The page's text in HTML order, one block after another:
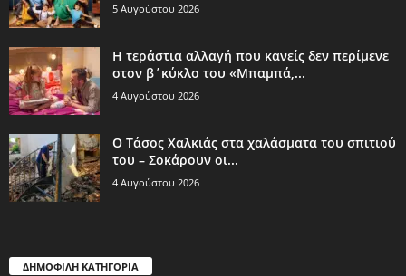
5 Αυγούστου 2026
Η τεράστια αλλαγή που κανείς δεν περίμενε
στον β΄κύκλο του «Μπαμπά,...
4 Αυγούστου 2026
Ο Τάσος Χαλκιάς στα χαλάσματα του σπιτιού
του – Σοκάρουν οι...
4 Αυγούστου 2026
ΔΗΜΟΦΙΛΗ ΚΑΤΗΓΟΡΙΑ